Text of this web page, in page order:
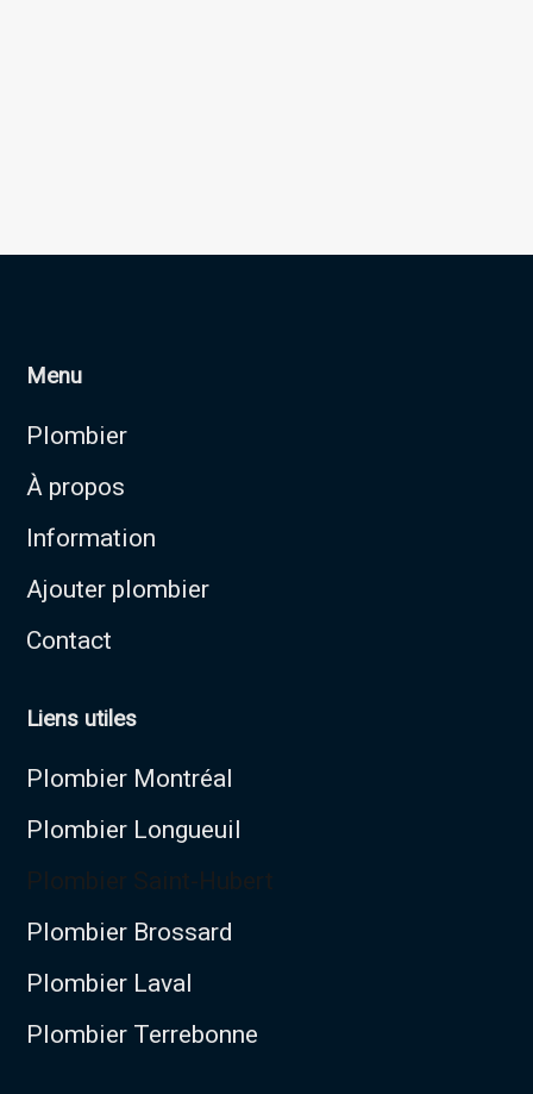
Menu
Plombier
À propos
Information
Ajouter plombier
Contact
Liens utiles
Plombier Montréal
Plombier Longueuil
Plombier Saint-Hubert
Plombier Brossard
Plombier Laval
Plombier Terrebonne